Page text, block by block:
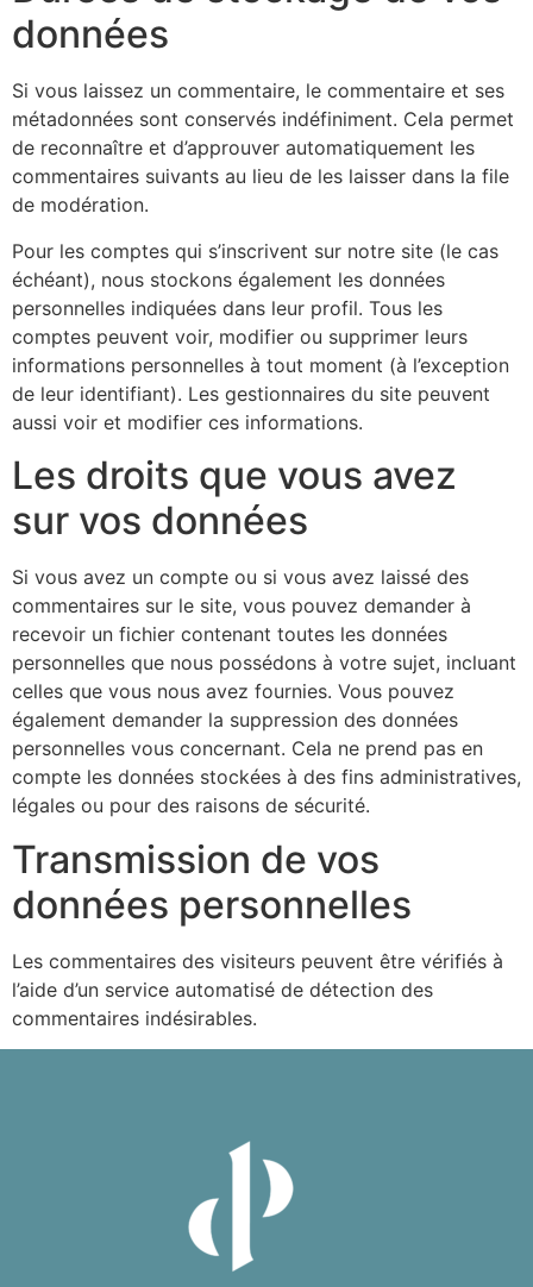
données
Si vous laissez un commentaire, le commentaire et ses
métadonnées sont conservés indéfiniment. Cela permet
de reconnaître et d’approuver automatiquement les
commentaires suivants au lieu de les laisser dans la file
de modération.
Pour les comptes qui s’inscrivent sur notre site (le cas
échéant), nous stockons également les données
personnelles indiquées dans leur profil. Tous les
comptes peuvent voir, modifier ou supprimer leurs
informations personnelles à tout moment (à l’exception
de leur identifiant). Les gestionnaires du site peuvent
aussi voir et modifier ces informations.
Les droits que vous avez
sur vos données
Si vous avez un compte ou si vous avez laissé des
commentaires sur le site, vous pouvez demander à
recevoir un fichier contenant toutes les données
personnelles que nous possédons à votre sujet, incluant
celles que vous nous avez fournies. Vous pouvez
également demander la suppression des données
personnelles vous concernant. Cela ne prend pas en
compte les données stockées à des fins administratives,
légales ou pour des raisons de sécurité.
Transmission de vos
données personnelles
Les commentaires des visiteurs peuvent être vérifiés à
l’aide d’un service automatisé de détection des
commentaires indésirables.